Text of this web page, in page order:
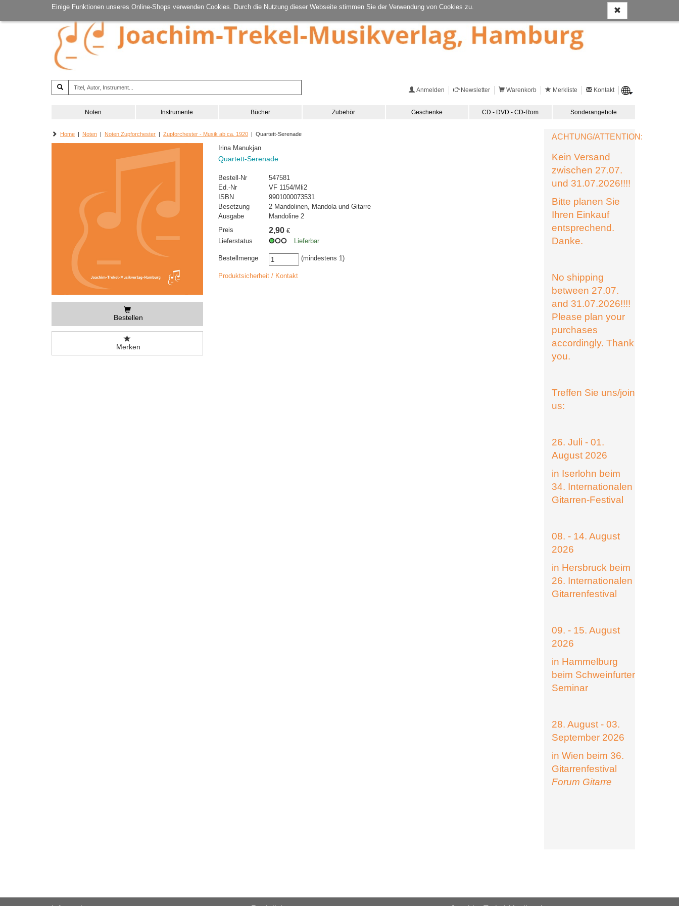
Einige Funktionen unseres Online-Shops verwenden Cookies. Durch die Nutzung dieser Webseite stimmen Sie der Verwendung von Cookies zu.
Anmelden Newsletter Warenkorb Merkliste Kontakt
Noten Instrumente Bücher Zubehör Geschenke CD - DVD - CD-Rom Sonderangebote
Home | Noten | Noten Zupforchester | Zupforchester - Musik ab ca. 1920 | Quartett-Serenade
Bestellen
Merken
Irina Manukjan
Quartett-Serenade
Bestell-Nr
547581
Ed.-Nr
VF 1154/Mli2
ISBN
9901000073531
Besetzung
2 Mandolinen, Mandola und Gitarre
Ausgabe
Mandoline 2
Preis
2,90 €
Lieferstatus
Lieferbar
Bestellmenge (mindestens 1)
Produktsicherheit / Kontakt
ACHTUNG/ATTENTION:
Kein Versand
zwischen 27.07.
und 31.07.2026!!!!
Bitte planen Sie
Ihren Einkauf
entsprechend.
Danke.
No shipping
between 27.07.
and 31.07.2026!!!!
Please plan your
purchases
accordingly. Thank
you.
Treffen Sie uns/join
us:
26. Juli - 01.
August 2026
in Iserlohn beim
34. Internationalen
Gitarren-Festival
08. - 14. August
2026
in Hersbruck beim
26. Internationalen
Gitarrenfestival
09. - 15. August
2026
in Hammelburg
beim Schweinfurter
Seminar
28. August - 03.
September 2026
in Wien beim 36.
Gitarrenfestival
Forum Gitarre